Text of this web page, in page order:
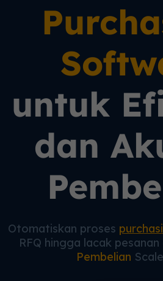
untuk
dan
Otomatiskan proses
RFQ hingga lacak
Pembelian